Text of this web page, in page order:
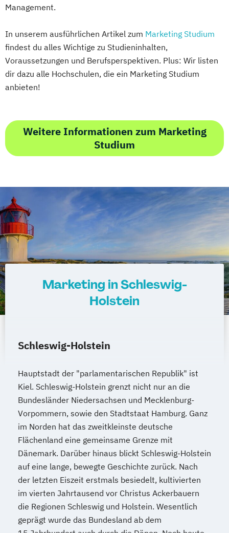
Management.
In unserem ausführlichen Artikel zum Marketing Studium
findest du alles Wichtige zu Studieninhalten,
Voraussetzungen und Berufsperspektiven. Plus: Wir listen
dir dazu alle Hochschulen, die ein Marketing Studium
anbieten!
Weitere Informationen zum Marketing
Studium
Marketing in Schleswig-
Holstein
Schleswig-Holstein
Hauptstadt der "parlamentarischen Republik" ist
Kiel. Schleswig-Holstein grenzt nicht nur an die
Bundesländer Niedersachsen und Mecklenburg-
Vorpommern, sowie den Stadtstaat Hamburg. Ganz
im Norden hat das zweitkleinste deutsche
Flächenland eine gemeinsame Grenze mit
Dänemark. Darüber hinaus blickt Schleswig-Holstein
auf eine lange, bewegte Geschichte zurück. Nach
der letzten Eiszeit erstmals besiedelt, kultivierten
im vierten Jahrtausend vor Christus Ackerbauern
die Regionen Schleswig und Holstein. Wesentlich
geprägt wurde das Bundesland ab dem